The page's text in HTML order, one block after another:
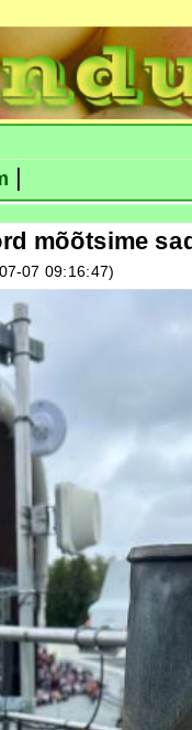
mõõtsime
07 09:16:47)